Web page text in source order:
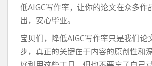
低AIGC写作率，让你的论文在众多作
出，安心毕业。
宝贝们，降低AIGC写作率只是我们论
步，真正的关键在于内容的原创性和